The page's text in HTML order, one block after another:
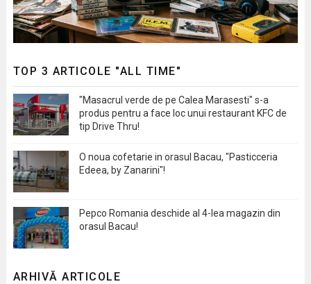
TOP 3 ARTICOLE "ALL TIME"
"Masacrul verde de pe Calea Marasesti" s-a
produs pentru a face loc unui restaurant KFC de
tip Drive Thru!
O noua cofetarie in orasul Bacau, "Pasticceria
Edeea, by Zanarini"!
Pepco Romania deschide al 4-lea magazin din
orasul Bacau!
ARHIVĂ ARTICOLE